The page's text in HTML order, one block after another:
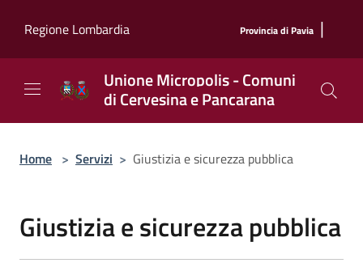
Regione Lombardia
Provincia di Pavia |
Unione Micropolis - Comuni
di Cervesina e Pancarana
Home > Servizi > Giustizia e sicurezza pubblica
Giustizia e sicurezza pubblica